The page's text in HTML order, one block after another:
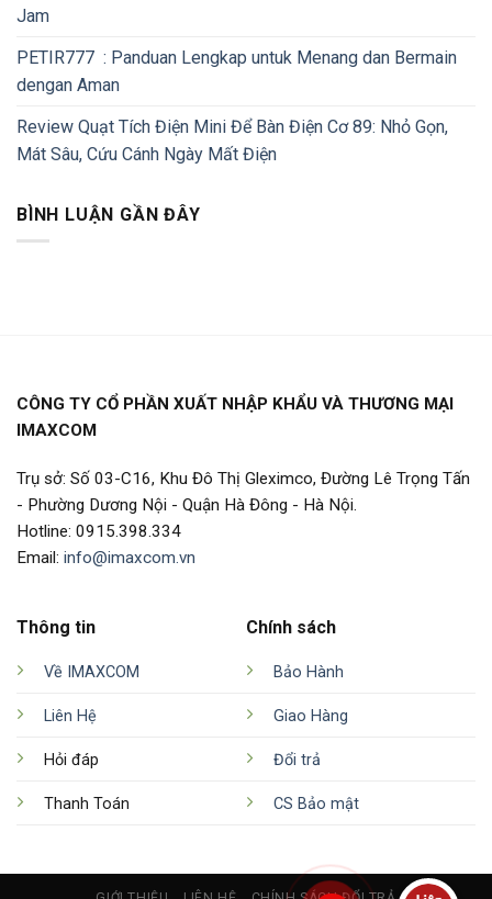
Jam
PETIR777 : Panduan Lengkap untuk Menang dan Bermain
dengan Aman
Review Quạt Tích Điện Mini Để Bàn Điện Cơ 89: Nhỏ Gọn,
Mát Sâu, Cứu Cánh Ngày Mất Điện
BÌNH LUẬN GẦN ĐÂY
CÔNG TY CỔ PHẦN XUẤT NHẬP KHẨU VÀ THƯƠNG MẠI
IMAXCOM
Trụ sở: Số 03-C16, Khu Đô Thị Gleximco, Đường Lê Trọng Tấn
- Phường Dương Nội - Quận Hà Đông - Hà Nội.
Hotline: 0915.398.334
Email: info@imaxcom.vn
Thông tin
Về IMAXCOM
Liên Hệ
Hỏi đáp
Thanh Toán
Chính sách
Bảo Hành
Giao Hàng
Đổi trả
CS Bảo mật